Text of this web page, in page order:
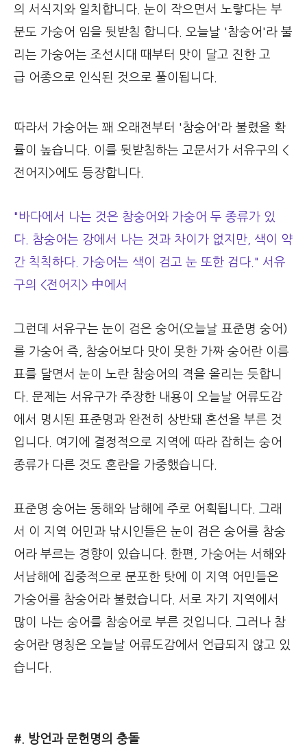
의 서식지와 일치합니다. 눈이 작으면서 노랗다는 부
분도 가숭어 임을 뒷받침 합니다. 오늘날 '참숭어'라 불
리는 가숭어는 조선시대 때부터 맛이 달고 진한 고
급 어종으로 인식된 것으로 풀이됩니다.
따라서 가숭어는 꽤 오래전부터 '참숭어'라 불렸을 확
률이 높습니다. 이를 뒷받침하는 고문서가 서유구의 <
전어지>에도 등장합니다.
"바다에서 나는 것은 참숭어와 가숭어 두 종류가 있
다. 참숭어는 강에서 나는 것과 차이가 없지만, 색이 약
간 칙칙하다. 가숭어는 색이 검고 눈 또한 검다." 서유
구의 <전어지> 中에서
그런데 서유구는 눈이 검은 숭어(오늘날 표준명 숭어)
를 가숭어 즉, 참숭어보다 맛이 못한 가짜 숭어란 이름
표를 달면서 눈이 노란 참숭어의 격을 올리는 듯합니
다. 문제는 서유구가 주장한 내용이 오늘날 어류도감
에서 명시된 표준명과 완전히 상반돼 혼선을 부른 것
입니다. 여기에 결정적으로 지역에 따라 잡히는 숭어
종류가 다른 것도 혼란을 가중했습니다.
표준명 숭어는 동해와 남해에 주로 어획됩니다. 그래
서 이 지역 어민과 낚시인들은 눈이 검은 숭어를 참숭
어라 부르는 경향이 있습니다. 한편, 가숭어는 서해와
서남해에 집중적으로 분포한 탓에 이 지역 어민들은
가숭어를 참숭어라 불렀습니다. 서로 자기 지역에서
많이 나는 숭어를 참숭어로 부른 것입니다. 그러나 참
숭어란 명칭은 오늘날 어류도감에서 언급되지 않고 있
습니다.
#. 방언과 문헌명의 충돌